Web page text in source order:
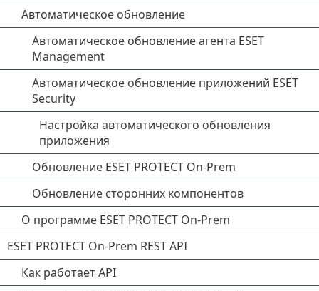
Автоматическое обновление
Автоматическое обновление агента ESET
Management
Автоматическое обновление приложений ESET
Security
Настройка автоматического обновления
приложения
Обновление ESET PROTECT On-Prem
Обновление сторонних компонентов
О программе ESET PROTECT On-Prem
ESET PROTECT On-Prem REST API
Как работает API